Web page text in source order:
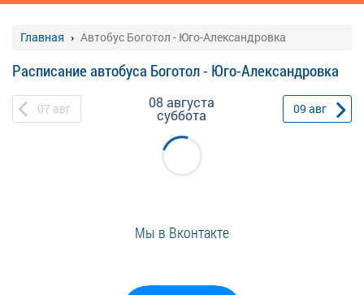
Главная Автобус Боготол - Юго-Александровка
Расписание автобуса Боготол - Юго-Александровка
07 авг 08 августа
суббота 09 авг
Мы в Вконтакте